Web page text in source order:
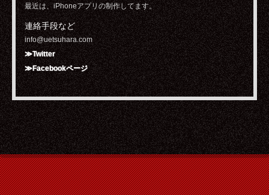
最近は、iPhoneアプリの制作してます。
連絡手段など
info@uetsuhara.com
≫Twitter
≫Facebookページ